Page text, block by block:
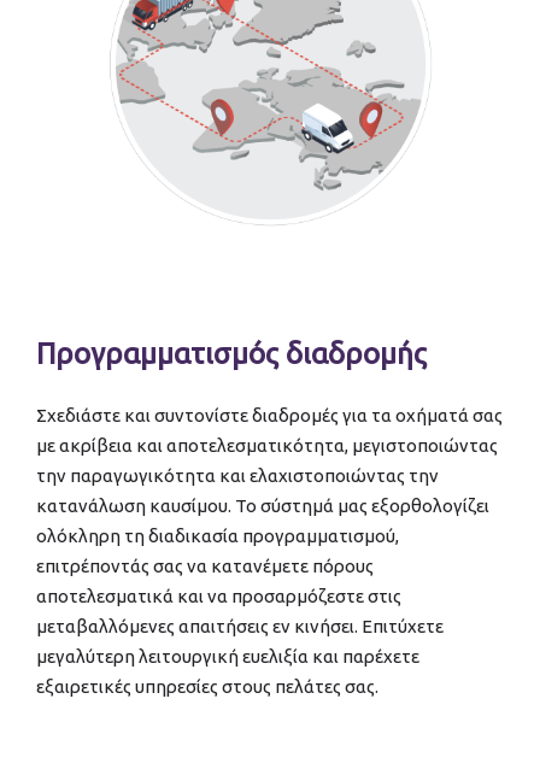
Προγραμματισμός διαδρομής
Σχεδιάστε και συντονίστε διαδρομές για τα οχήματά σας
με ακρίβεια και αποτελεσματικότητα, μεγιστοποιώντας
την παραγωγικότητα και ελαχιστοποιώντας την
κατανάλωση καυσίμου. Το σύστημά μας εξορθολογίζει
ολόκληρη τη διαδικασία προγραμματισμού,
επιτρέποντάς σας να κατανέμετε πόρους
αποτελεσματικά και να προσαρμόζεστε στις
μεταβαλλόμενες απαιτήσεις εν κινήσει. Επιτύχετε
μεγαλύτερη λειτουργική ευελιξία και παρέχετε
εξαιρετικές υπηρεσίες στους πελάτες σας.